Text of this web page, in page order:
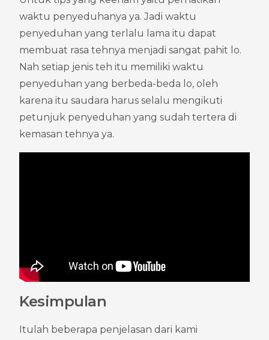
waktu penyeduhanya ya. Jadi waktu
penyeduhan yang terlalu lama itu dapat
membuat rasa tehnya menjadi sangat pahit lo.
Nah setiap jenis teh itu memiliki waktu
penyeduhan yang berbeda-beda lo, oleh
karena itu saudara harus selalu mengikuti
petunjuk penyeduhan yang sudah tertera di
kemasan tehnya ya.
Kesimpulan
Itulah beberapa penjelasan dari kami